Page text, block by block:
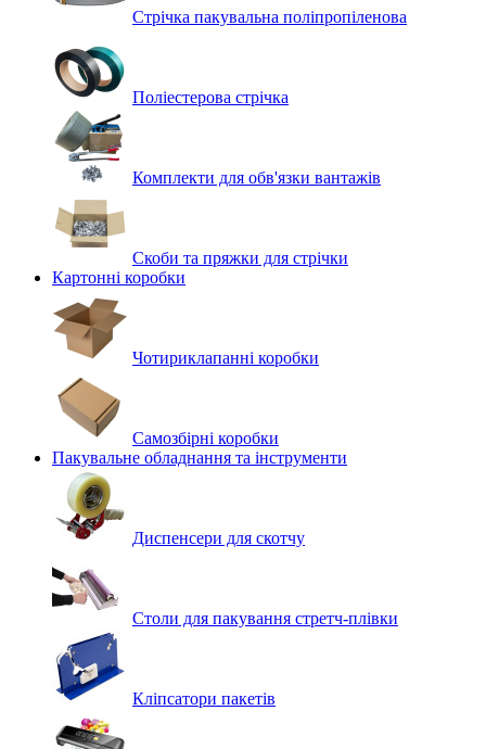
Стрічка пакувальна поліпропіленова
Поліестерова стрічка
Комплекти для обв'язки вантажів
Скоби та пряжки для стрічки
Картонні коробки
Чотириклапанні коробки
Самозбірні коробки
Пакувальне обладнання та інструменти
Диспенсери для скотчу
Столи для пакування стретч-плівки
Кліпсатори пакетів